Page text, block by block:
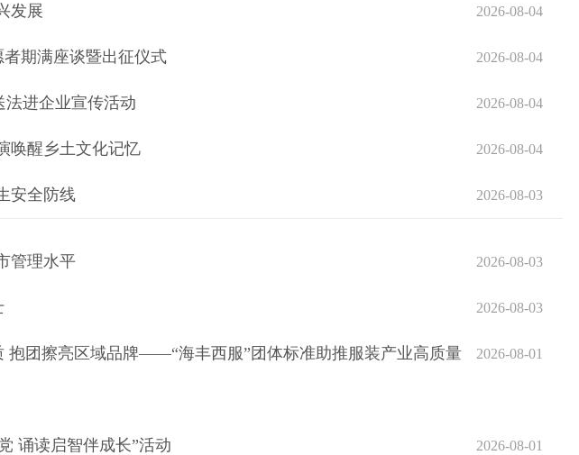
发展 2026-08-04
期满座谈暨出征仪式 2026-08-04
进企业宣传活动 2026-08-04
唤醒乡土文化记忆 2026-08-04
安全防线 2026-08-03
管理水平 2026-08-03
2026-08-03
抱团擦亮区域品牌——“海丰西服”团体标准助推服装产业高质量 2026-08-01
诵读启智伴成长”活动 2026-08-01